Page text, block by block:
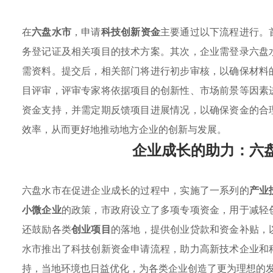
在六盘水市 ，申请科技创新资金主要通过以下流程进行
务登记证及相关项目的技术方案。其次，企业需登录六
需资料。提交后，相关部门将进行初步审核，以确保材
目评审，评审专家将依据项目的创新性、市场前景等因
资金支持，并需定期反馈项目进展情况，以确保资金的
效率，从而更好地推动地方企业的创新与发展。
企业成长的助力：六
六盘水市在促进企业成长的过程中，实施了一系列的产业
小微企业的政策，市政府设立了多项专项资金，用于减
还鼓励各类创业项目的落地，提供创业贷款和资金补贴
水市推出了科技创新资金申请流程，助力高新技术企业
持，当地环境也日益优化，为各类企业创造了更为理想的